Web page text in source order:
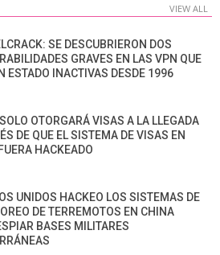
VIEW ALL
SE DESCUBRIERON DOS
GRAVES EN LAS VPN QUE
ESTADO INACTIVAS DESDE 1996
OTORGARÁ VISAS A LA LLEGADA
DE QUE EL SISTEMA DE VISAS EN
HACKEADO
UNIDOS HACKEO LOS SISTEMAS DE
DE TERREMOTOS EN CHINA
BASES MILITARES